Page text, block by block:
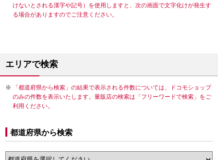
けないとされる漢字や記号）を使用しますと、次の画面で文字化けが発生す
る場合がありますのでご注意ください。
エリアで検索
「都道府県から検索」の結果で表示される件数については、ドコモショップ
のみの件数を表示いたします。量販店の検索は「フリーワードで検索」をご
利用ください。
都道府県から検索